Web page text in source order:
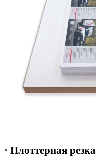
· Плоттерная резка